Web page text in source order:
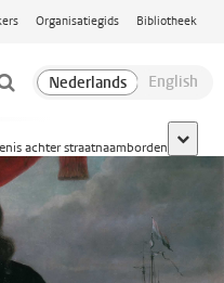
Organisatiegids Bibliotheek
achter straatnaamborden
toon